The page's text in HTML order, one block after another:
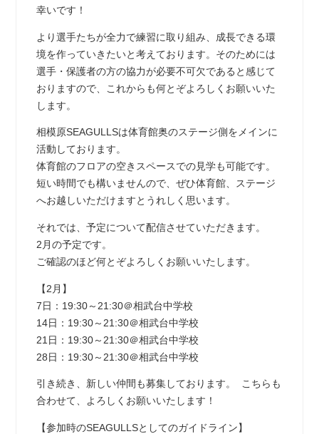
幸いです！
より選手たちが全力で練習に取り組み、成長できる環
境を作っていきたいと考えております。そのためには
選手・保護者の方の協力が必要不可欠であると感じて
おりますので、これからも何とぞよろしくお願いいた
します。
相模原SEAGULLSは体育館奥のステージ側をメインに
活動しております。
体育館のフロアの空きスペースでの見学も可能です。
短い時間でも構いませんので、ぜひ体育館、ステージ
へお越しいただけますとうれしく思います。
それでは、予定について配信させていただきます。
2月の予定です。
ご確認のほど何とぞよろしくお願いいたします。
【2月】
7日：19:30～21:30＠相武台中学校
14日：19:30～21:30＠相武台中学校
21日：19:30～21:30＠相武台中学校
28日：19:30～21:30＠相武台中学校
引き続き、新しい仲間も募集しております。 こちらも
合わせて、よろしくお願いいたします！
【参加時のSEAGULLSとしてのガイドライン】